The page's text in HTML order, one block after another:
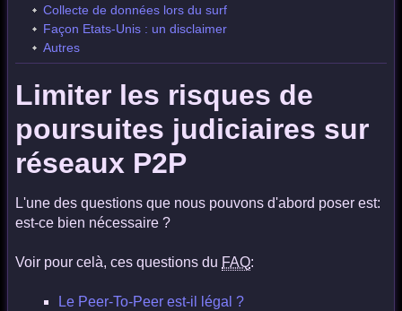
Collecte de données lors du surf
Façon Etats-Unis : un disclaimer
Autres
Limiter les risques de
poursuites judiciaires sur
réseaux P2P
L'une des questions que nous pouvons d'abord poser est:
est-ce bien nécessaire ?
Voir pour celà, ces questions du FAQ:
Le Peer-To-Peer est-il légal ?